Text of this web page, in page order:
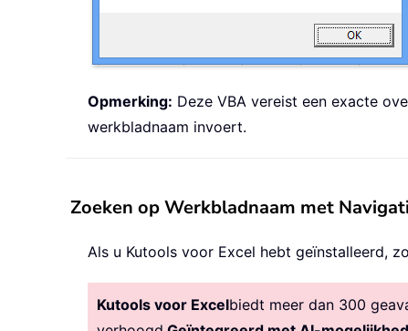
Opmerking: Deze VBA vereist een exacte
werkbladnaam invoert.
Zoeken op Werkbladnaam met
Als u Kutools voor Excel hebt geïnstalleerd,
Kutools voor Excelbiedt meer dan 300